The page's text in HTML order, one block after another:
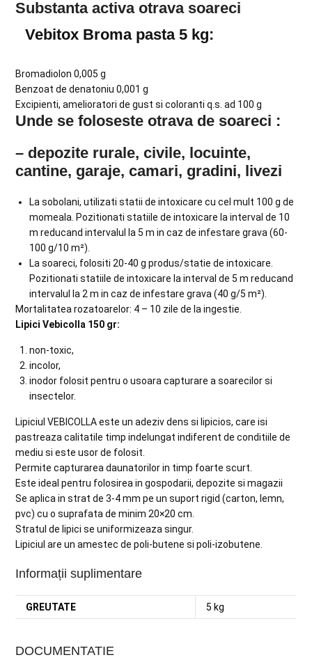
Substanta activa otrava soareci
Vebitox Broma pasta 5 kg:
Bromadiolon 0,005 g
Benzoat de denatoniu 0,001 g
Excipienti, amelioratori de gust si coloranti q.s. ad 100 g
Unde se foloseste otrava de soareci :
– depozite rurale, civile, locuinte,
cantine, garaje, camari, gradini, livezi
La sobolani, utilizati statii de intoxicare cu cel mult 100 g de
momeala. Pozitionati statiile de intoxicare la interval de 10
m reducand intervalul la 5 m in caz de infestare grava (60-
100 g/10 m²).
La soareci, folositi 20-40 g produs/statie de intoxicare.
Pozitionati statiile de intoxicare la interval de 5 m reducand
intervalul la 2 m in caz de infestare grava (40 g/5 m²).
Mortalitatea rozatoarelor: 4 – 10 zile de la ingestie.
Lipici Vebicolla 150 gr:
non-toxic,
incolor,
inodor folosit pentru o usoara capturare a soarecilor si
insectelor.
Lipiciul VEBICOLLA este un adeziv dens si lipicios, care isi
pastreaza calitatile timp indelungat indiferent de conditiile de
mediu si este usor de folosit.
Permite capturarea daunatorilor in timp foarte scurt.
Este ideal pentru folosirea in gospodarii, depozite si magazii
Se aplica in strat de 3-4 mm pe un suport rigid (carton, lemn,
pvc) cu o suprafata de minim 20×20 cm.
Stratul de lipici se uniformizeaza singur.
Lipiciul are un amestec de poli-butene si poli-izobutene.
Informații suplimentare
GREUTATE 5 kg
DOCUMENTATIE